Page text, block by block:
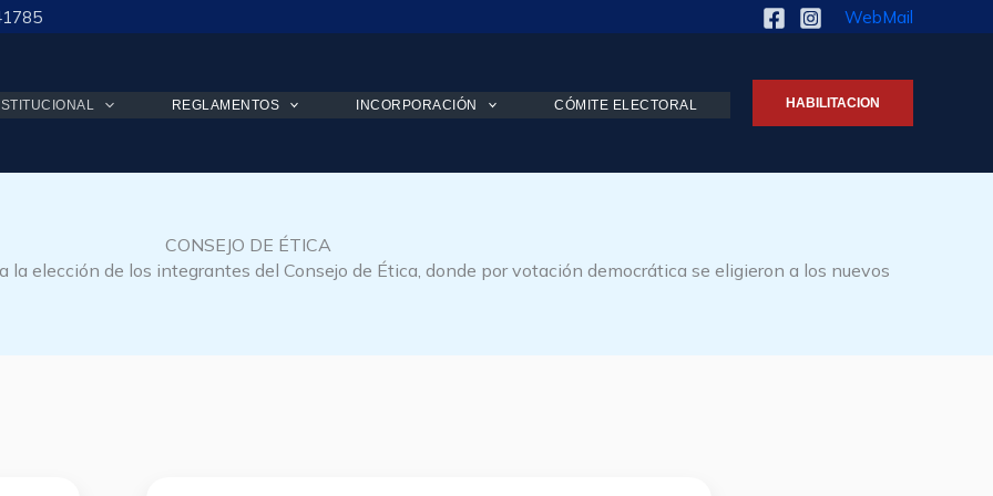
WebMail
REGLAMENTOS INCORPORACIÓN CÓMITE ELECTORAL HABILITACION
CONSEJO DE ÉTICA
la elección de los integrantes del Consejo de Ética, donde por votación democrática se eligieron a los nuevos